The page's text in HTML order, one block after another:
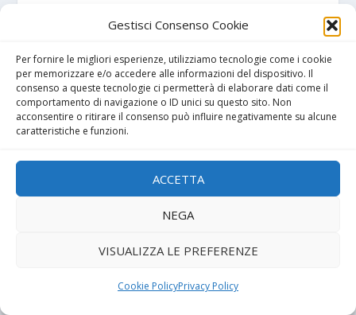
Gestisci Consenso Cookie
Per fornire le migliori esperienze, utilizziamo tecnologie come i cookie
per memorizzare e/o accedere alle informazioni del dispositivo. Il
consenso a queste tecnologie ci permetterà di elaborare dati come il
comportamento di navigazione o ID unici su questo sito. Non
acconsentire o ritirare il consenso può influire negativamente su alcune
caratteristiche e funzioni.
ACCETTA
NEGA
VISUALIZZA LE PREFERENZE
Cookie PolicyPrivacy Policy
o vesti eccitanti
non tocca la carne
con mani faziose
a volte mai dato
a volte sperato